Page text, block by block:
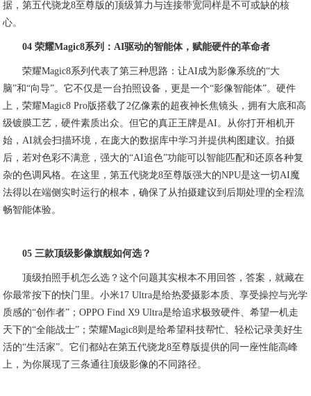
据，第五代骁龙8至尊版的顶级算力与连接带宽同样是不可或缺的核
心。
04 荣耀Magic8系列：AI驱动的智能体，赋能硬件的革命者
荣耀Magic8系列代表了第三种思路：让AI成为影像系统的“大
脑”和“向导”。它不仅是一台拍照设备，更是一个“影像智能体”。硬件
上，荣耀Magic8 Pro版搭载了2亿像素的超夜神长焦镜头，拥有大底和高
级镀膜工艺，硬件素质出众。但它的真正王牌是AI。从你打开相机开
始，AI就会扫描环境，在庞大的数据库中学习并提供构图建议。拍摄
后，若对色彩不满意，强大的“AI追色”功能可以智能匹配和还原各种复
杂的色调风格。在这里，第五代骁龙8至尊版强大的NPU是这一切AI魔
法得以在端侧实时运行的根本，确保了从拍摄建议到后期处理的全程流
畅智能体验。
05 三款顶级影像旗舰如何选？
顶级拍照手机怎么选？这个问题其实根本不用回答，答案，就藏在
你最常按下的快门里。小米17 Ultra是给热爱摄影本质、享受操控与光学
质感的“创作者”；OPPO Find X9 Ultra是给追求极致硬件、希望一机走
天下的“全能战士”；荣耀Magic8则是给希望科技帮忙、轻松记录美好生
活的“生活家”。它们都站在第五代骁龙8至尊版提供的同一座性能高峰
上，为你展现了三条通往顶级影像的不同路径。